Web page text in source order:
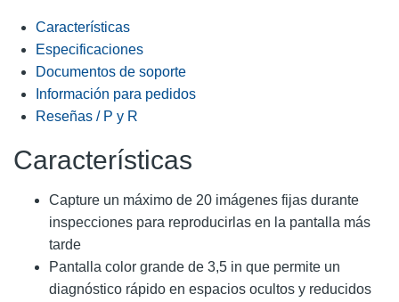
Características
Especificaciones
Documentos de soporte
Información para pedidos
Reseñas / P y R
Características
Capture un máximo de 20 imágenes fijas durante
inspecciones para reproducirlas en la pantalla más
tarde
Pantalla color grande de 3,5 in que permite un
diagnóstico rápido en espacios ocultos y reducidos